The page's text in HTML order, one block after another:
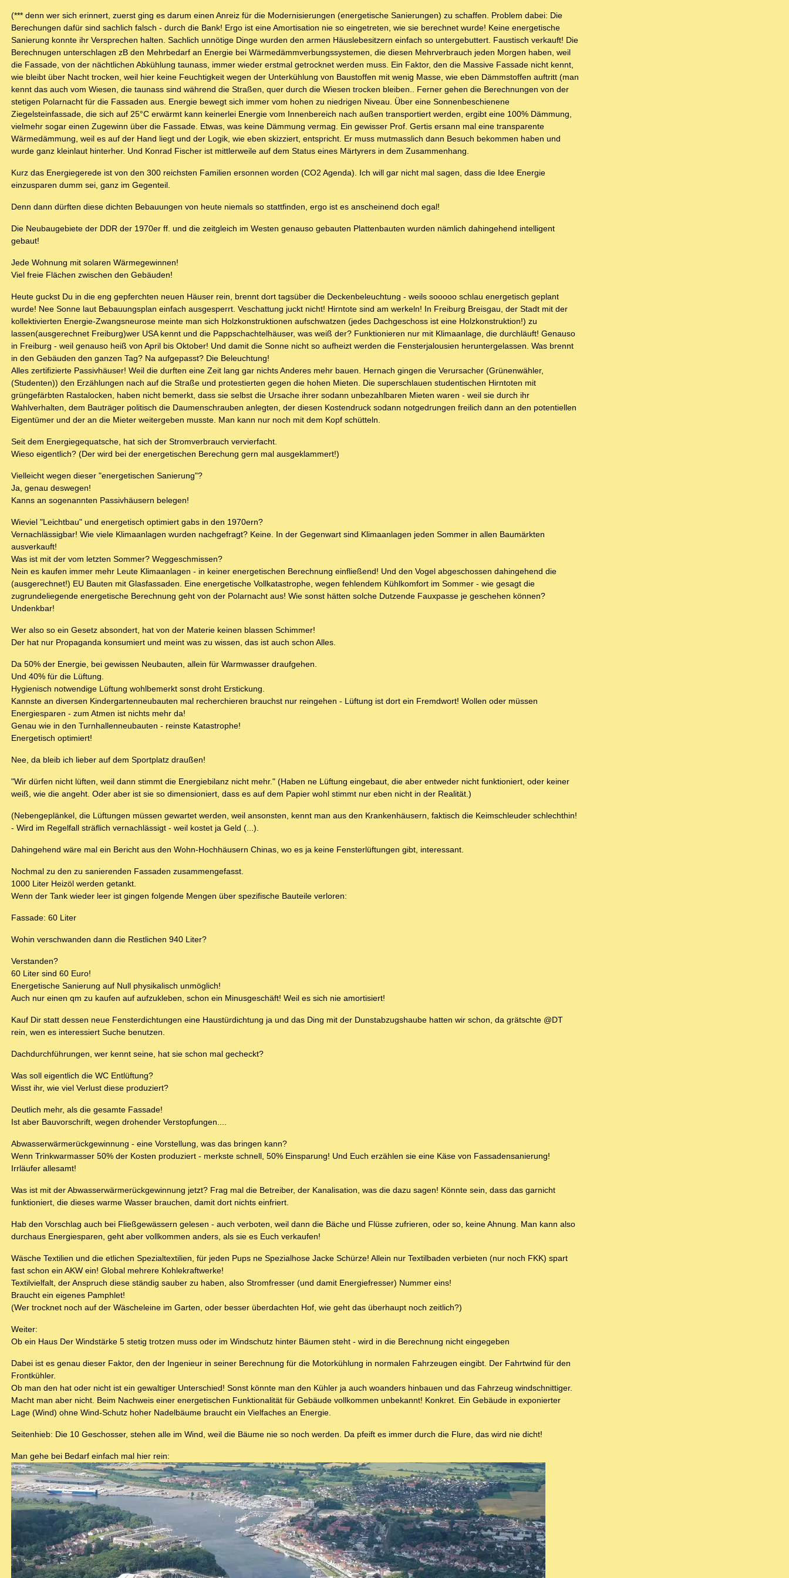
(*** denn wer sich erinnert, zuerst ging es darum einen Anreiz für die Modernisierungen (energetische Sanierungen) zu schaffen. Problem dabei: Die
Berechungen dafür sind sachlich falsch - durch die Bank! Ergo ist eine Amortisation nie so eingetreten, wie sie berechnet wurde! Keine energetische
Sanierung konnte ihr Versprechen halten. Sachlich unnötige Dinge wurden den armen Häuslebesitzern einfach so untergebuttert. Faustisch verkauft! Die
Berechnugen unterschlagen zB den Mehrbedarf an Energie bei Wärmedämmverbungssystemen, die diesen Mehrverbrauch jeden Morgen haben, weil
die Fassade, von der nächtlichen Abkühlung taunass, immer wieder erstmal getrocknet werden muss. Ein Faktor, den die Massive Fassade nicht kennt,
wie bleibt über Nacht trocken, weil hier keine Feuchtigkeit wegen der Unterkühlung von Baustoffen mit wenig Masse, wie eben Dämmstoffen auftritt (man
kennt das auch vom Wiesen, die taunass sind während die Straßen, quer durch die Wiesen trocken bleiben.. Ferner gehen die Berechnungen von der
stetigen Polarnacht für die Fassaden aus. Energie bewegt sich immer vom hohen zu niedrigen Niveau. Über eine Sonnenbeschienene
Ziegelsteinfassade, die sich auf 25°C erwärmt kann keinerlei Energie vom Innenbereich nach außen transportiert werden, ergibt eine 100% Dämmung,
vielmehr sogar einen Zugewinn über die Fassade. Etwas, was keine Dämmung vermag. Ein gewisser Prof. Gertis ersann mal eine transparente
Wärmedämmung, weil es auf der Hand liegt und der Logik, wie eben skizziert, entspricht. Er muss mutmasslich dann Besuch bekommen haben und
wurde ganz kleinlaut hinterher. Und Konrad Fischer ist mittlerweile auf dem Status eines Märtyrers in dem Zusammenhang.
Kurz das Energiegerede ist von den 300 reichsten Familien ersonnen worden (CO2 Agenda). Ich will gar nicht mal sagen, dass die Idee Energie
einzusparen dumm sei, ganz im Gegenteil.
Denn dann dürften diese dichten Bebauungen von heute niemals so stattfinden, ergo ist es anscheinend doch egal!
Die Neubaugebiete der DDR der 1970er ff. und die zeitgleich im Westen genauso gebauten Plattenbauten wurden nämlich dahingehend intelligent
gebaut!
Jede Wohnung mit solaren Wärmegewinnen!
Viel freie Flächen zwischen den Gebäuden!
Heute guckst Du in die eng gepferchten neuen Häuser rein, brennt dort tagsüber die Deckenbeleuchtung - weils sooooo schlau energetisch geplant
wurde! Nee Sonne laut Bebauungsplan einfach ausgesperrt. Veschattung juckt nicht! Hirntote sind am werkeln! In Freiburg Breisgau, der Stadt mit der
kollektivierten Energie-Zwangsneurose meinte man sich Holzkonstruktionen aufschwatzen (jedes Dachgeschoss ist eine Holzkonstruktion!) zu
lassen(ausgerechnet Freiburg)wer USA kennt und die Pappschachtelhäuser, was weiß der? Funktionieren nur mit Klimaanlage, die durchläuft! Genauso
in Freiburg - weil genauso heiß von April bis Oktober! Und damit die Sonne nicht so aufheizt werden die Fensterjalousien heruntergelassen. Was brennt
in den Gebäuden den ganzen Tag? Na aufgepasst? Die Beleuchtung!
Alles zertifizierte Passivhäuser! Weil die durften eine Zeit lang gar nichts Anderes mehr bauen. Hernach gingen die Verursacher (Grünenwähler,
(Studenten)) den Erzählungen nach auf die Straße und protestierten gegen die hohen Mieten. Die superschlauen studentischen Hirntoten mit
grüngefärbten Rastalocken, haben nicht bemerkt, dass sie selbst die Ursache ihrer sodann unbezahlbaren Mieten waren - weil sie durch ihr
Wahlverhalten, dem Bauträger politisch die Daumenschrauben anlegten, der diesen Kostendruck sodann notgedrungen freilich dann an den potentiellen
Eigentümer und der an die Mieter weitergeben musste. Man kann nur noch mit dem Kopf schütteln.
Seit dem Energiegequatsche, hat sich der Stromverbrauch vervierfacht.
Wieso eigentlich? (Der wird bei der energetischen Berechung gern mal ausgeklammert!)
Vielleicht wegen dieser "energetischen Sanierung"?
Ja, genau deswegen!
Kanns an sogenannten Passivhäusern belegen!
Wieviel "Leichtbau" und energetisch optimiert gabs in den 1970ern?
Vernachlässigbar! Wie viele Klimaanlagen wurden nachgefragt? Keine. In der Gegenwart sind Klimaanlagen jeden Sommer in allen Baumärkten
ausverkauft!
Was ist mit der vom letzten Sommer? Weggeschmissen?
Nein es kaufen immer mehr Leute Klimaanlagen - in keiner energetischen Berechnung einfließend! Und den Vogel abgeschossen dahingehend die
(ausgerechnet!) EU Bauten mit Glasfassaden. Eine energetische Vollkatastrophe, wegen fehlendem Kühlkomfort im Sommer - wie gesagt die
zugrundeliegende energetische Berechnung geht von der Polarnacht aus! Wie sonst hätten solche Dutzende Fauxpasse je geschehen können?
Undenkbar!
Wer also so ein Gesetz absondert, hat von der Materie keinen blassen Schimmer!
Der hat nur Propaganda konsumiert und meint was zu wissen, das ist auch schon Alles.
Da 50% der Energie, bei gewissen Neubauten, allein für Warmwasser draufgehen.
Und 40% für die Lüftung.
Hygienisch notwendige Lüftung wohlbemerkt sonst droht Erstickung.
Kannste an diversen Kindergartenneubauten mal recherchieren brauchst nur reingehen - Lüftung ist dort ein Fremdwort! Wollen oder müssen
Energiesparen - zum Atmen ist nichts mehr da!
Genau wie in den Turnhallenneubauten - reinste Katastrophe!
Energetisch optimiert!
Nee, da bleib ich lieber auf dem Sportplatz draußen!
"Wir dürfen nicht lüften, weil dann stimmt die Energiebilanz nicht mehr." (Haben ne Lüftung eingebaut, die aber entweder nicht funktioniert, oder keiner
weiß, wie die angeht. Oder aber ist sie so dimensioniert, dass es auf dem Papier wohl stimmt nur eben nicht in der Realität.)
(Nebengeplänkel, die Lüftungen müssen gewartet werden, weil ansonsten, kennt man aus den Krankenhäusern, faktisch die Keimschleuder schlechthin!
- Wird im Regelfall sträflich vernachlässigt - weil kostet ja Geld (...).
Dahingehend wäre mal ein Bericht aus den Wohn-Hochhäusern Chinas, wo es ja keine Fensterlüftungen gibt, interessant.
Nochmal zu den zu sanierenden Fassaden zusammengefasst.
1000 Liter Heizöl werden getankt.
Wenn der Tank wieder leer ist gingen folgende Mengen über spezifische Bauteile verloren:
Fassade: 60 Liter
Wohin verschwanden dann die Restlichen 940 Liter?
Verstanden?
60 Liter sind 60 Euro!
Energetische Sanierung auf Null physikalisch unmöglich!
Auch nur einen qm zu kaufen auf aufzukleben, schon ein Minusgeschäft! Weil es sich nie amortisiert!
Kauf Dir statt dessen neue Fensterdichtungen eine Haustürdichtung ja und das Ding mit der Dunstabzugshaube hatten wir schon, da grätschte @DT
rein, wen es interessiert Suche benutzen.
Dachdurchführungen, wer kennt seine, hat sie schon mal gecheckt?
Was soll eigentlich die WC Entlüftung?
Wisst ihr, wie viel Verlust diese produziert?
Deutlich mehr, als die gesamte Fassade!
Ist aber Bauvorschrift, wegen drohender Verstopfungen....
Abwasserwärmerückgewinnung - eine Vorstellung, was das bringen kann?
Wenn Trinkwarmasser 50% der Kosten produziert - merkste schnell, 50% Einsparung! Und Euch erzählen sie eine Käse von Fassadensanierung!
Irrläufer allesamt!
Was ist mit der Abwasserwärmerückgewinnung jetzt? Frag mal die Betreiber, der Kanalisation, was die dazu sagen! Könnte sein, dass das garnicht
funktioniert, die dieses warme Wasser brauchen, damit dort nichts einfriert.
Hab den Vorschlag auch bei Fließgewässern gelesen - auch verboten, weil dann die Bäche und Flüsse zufrieren, oder so, keine Ahnung. Man kann also
durchaus Energiesparen, geht aber vollkommen anders, als sie es Euch verkaufen!
Wäsche Textilien und die etlichen Spezialtextilien, für jeden Pups ne Spezialhose Jacke Schürze! Allein nur Textilbaden verbieten (nur noch FKK) spart
fast schon ein AKW ein! Global mehrere Kohlekraftwerke!
Textilvielfalt, der Anspruch diese ständig sauber zu haben, also Stromfresser (und damit Energiefresser) Nummer eins!
Braucht ein eigenes Pamphlet!
(Wer trocknet noch auf der Wäscheleine im Garten, oder besser überdachten Hof, wie geht das überhaupt noch zeitlich?)
Weiter:
Ob ein Haus Der Windstärke 5 stetig trotzen muss oder im Windschutz hinter Bäumen steht - wird in die Berechnung nicht eingegeben
Dabei ist es genau dieser Faktor, den der Ingenieur in seiner Berechnung für die Motorkühlung in normalen Fahrzeugen eingibt. Der Fahrtwind für den
Frontkühler.
Ob man den hat oder nicht ist ein gewaltiger Unterschied! Sonst könnte man den Kühler ja auch woanders hinbauen und das Fahrzeug windschnittiger.
Macht man aber nicht. Beim Nachweis einer energetischen Funktionalität für Gebäude vollkommen unbekannt! Konkret. Ein Gebäude in exponierter
Lage (Wind) ohne Wind-Schutz hoher Nadelbäume braucht ein Vielfaches an Energie.
Seitenhieb: Die 10 Geschosser, stehen alle im Wind, weil die Bäume nie so noch werden. Da pfeift es immer durch die Flure, das wird nie dicht!
Man gehe bei Bedarf einfach mal hier rein: